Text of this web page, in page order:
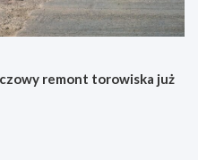
remont torowiska już